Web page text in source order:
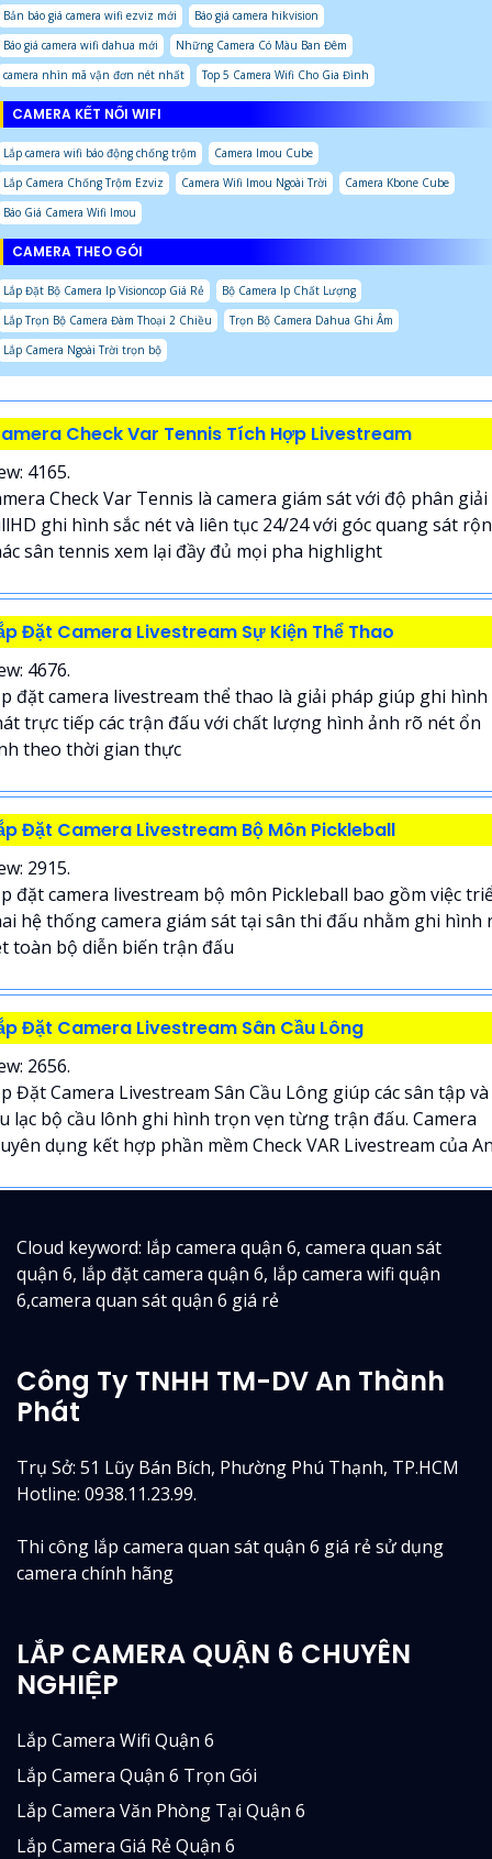
Bản báo giá camera wifi ezviz mới
Báo giá camera hikvision
Báo giá camera wifi dahua mới
Những Camera Có Màu Ban Đêm
camera nhìn mã vận đơn nét nhất
Top 5 Camera Wifi Cho Gia Đình
CAMERA KẾT NỐI WIFI
Lắp camera wifi báo động chống trộm
Camera Imou Cube
Lắp Camera Chống Trộm Ezviz
Camera Wifi Imou Ngoài Trời
Camera Kbone Cube
Báo Giá Camera Wifi Imou
CAMERA THEO GÓI
Lắp Đặt Bộ Camera Ip Visioncop Giá Rẻ
Bộ Camera Ip Chất Lượng
Lắp Trọn Bộ Camera Đàm Thoại 2 Chiều
Trọn Bộ Camera Dahua Ghi Âm
Lắp Camera Ngoài Trời trọn bộ
Check Var Tennis Tích Hợp Livestream
4165.
Check Var Tennis là camera giám sát với độ phân giải
ghi hình sắc nét và liên tục 24/24 với góc quang sát
sân tennis xem lại đầy đủ mọi pha highlight
Đặt Camera Livestream Sự Kiện Thể Thao
4676.
đặt camera livestream thể thao là giải pháp giúp ghi hình
trực tiếp các trận đấu với chất lượng hình ảnh rõ nét ổn
theo thời gian thực
Đặt Camera Livestream Bộ Môn Pickleball
2915.
đặt camera livestream bộ môn Pickleball bao gồm việc
hệ thống camera giám sát tại sân thi đấu nhằm ghi hình
toàn bộ diễn biến trận đấu
Đặt Camera Livestream Sân Cầu Lông
2656.
Đặt Camera Livestream Sân Cầu Lông giúp các sân tập và
lạc bộ cầu lônh ghi hình trọn vẹn từng trận đấu. Camera
dụng kết hợp phần mềm Check VAR Livestream của
Cloud keyword: lắp camera quận 6, camera quan sát
quận 6, lắp đặt camera quận 6, lắp camera wifi quận
6,camera quan sát quận 6 giá rẻ
Công Ty TNHH TM-DV An Thành
Phát
Trụ Sở: 51 Lũy Bán Bích, Phường Phú Thạnh, TP.HCM
Hotline: 0938.11.23.99.
Thi công lắp camera quan sát quận 6 giá rẻ sử dụng
camera chính hãng
LẮP CAMERA QUẬN 6 CHUYÊN
NGHIỆP
Lắp Camera Wifi Quận 6
Lắp Camera Quận 6 Trọn Gói
Lắp Camera Văn Phòng Tại Quận 6
Lắp Camera Giá Rẻ Quận 6